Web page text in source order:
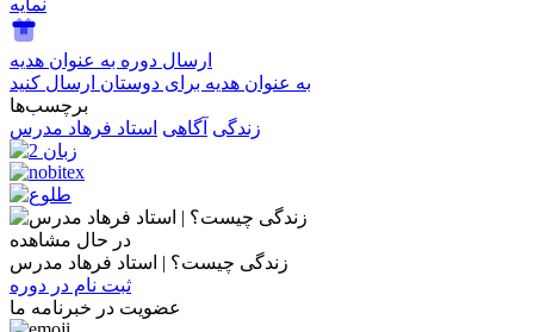
ارسال دوره به عنوان هدیه
به عنوان هدیه برای دوستان ارسال کنید
برچسب‌ها
زندگی آگاهی استاد فرهاد مدرس
در حال مشاهده
زندگی چیست؟ | استاد فرهاد مدرس
ثبت نام در دوره
عضویت در خبرنامه ما